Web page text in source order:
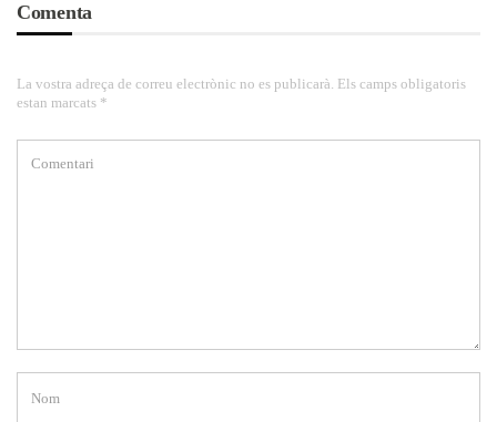
Comenta
La vostra adreça de correu electrònic no es publicarà. Els camps obligatoris
estan marcats *